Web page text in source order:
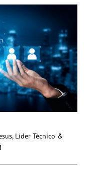
Líder Técnico &